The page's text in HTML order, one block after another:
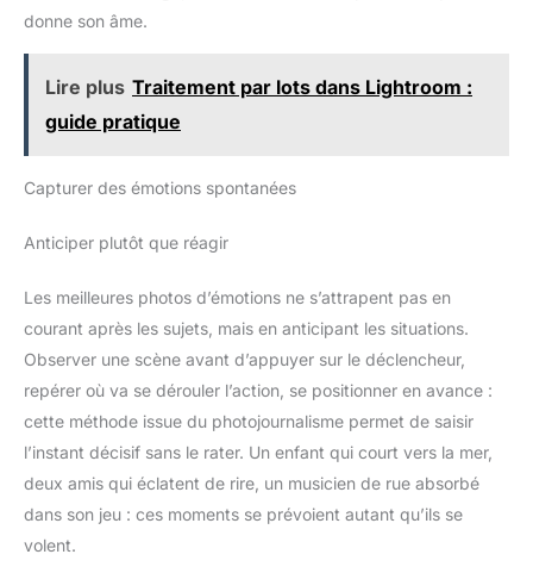
garantissant une visibilité claire même en plein soleil et des
couleurs vives et fidèles à la réalité. Un taux de
contrôle rapide et réactif pour une expérience fluide et
agréable. 【Assistant IA】Optimisation intelligente en un seul
geste, améliorant les possibilités d’imagerie et l’efficacité
donne son âme.
Lire plus Traitement par lots dans Lightroom :
guide pratique
Capturer des émotions spontanées
Anticiper plutôt que réagir
Les meilleures photos d’émotions ne s’attrapent pas en
courant après les sujets, mais en anticipant les situations.
Observer une scène avant d’appuyer sur le déclencheur,
repérer où va se dérouler l’action, se positionner en avance :
cette méthode issue du photojournalisme permet de saisir
l’instant décisif sans le rater. Un enfant qui court vers la mer,
deux amis qui éclatent de rire, un musicien de rue absorbé
dans son jeu : ces moments se prévoient autant qu’ils se
volent.